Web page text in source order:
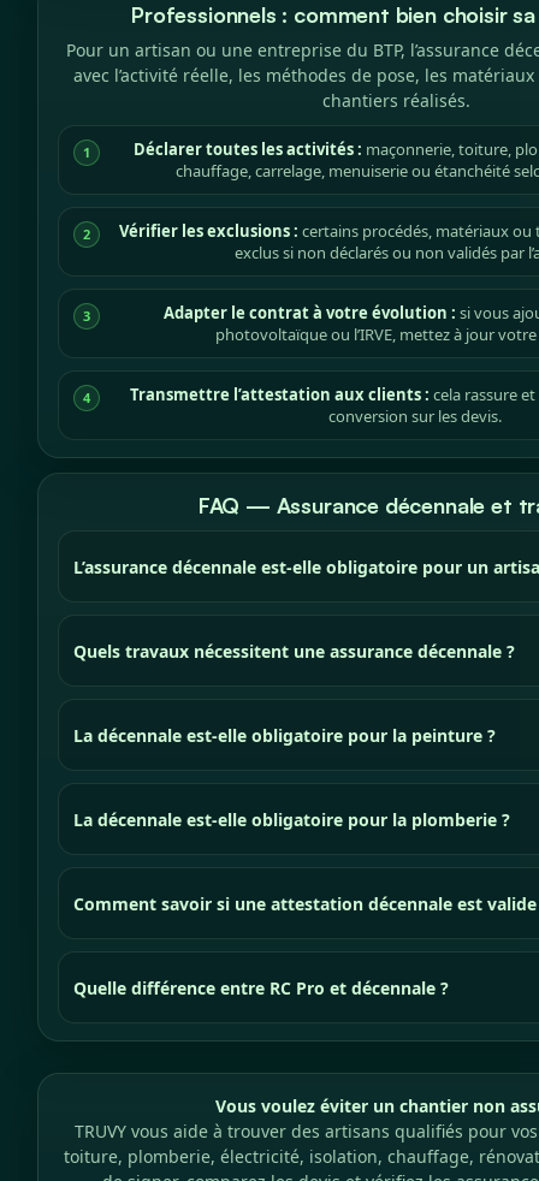
Professionnels : comment bien choisir
Pour un artisan ou une entreprise du BTP, l’assurance
avec l’activité réelle, les méthodes de pose, les
chantiers réalisés.
1 Déclarer toutes les activités : maçonnerie, toiture,
chauffage, carrelage, menuiserie ou étanchéité
2 Vérifier les exclusions : certains procédés, matériaux
exclus si non déclarés ou non validés par
3 Adapter le contrat à votre évolution : si vous
photovoltaïque ou l’IRVE, mettez à jour
4 Transmettre l’attestation aux clients : cela rassure
conversion sur les devis.
FAQ — Assurance décennale et
L’assurance décennale est-elle obligatoire pour un
Quels travaux nécessitent une assurance décennale ?
La décennale est-elle obligatoire pour la peinture ?
La décennale est-elle obligatoire pour la plomberie ?
Comment savoir si une attestation décennale est valide
Quelle différence entre RC Pro et décennale ?
Vous voulez éviter un chantier non
TRUVY vous aide à trouver des artisans qualifiés pour
toiture, plomberie, électricité, isolation, chauffage,